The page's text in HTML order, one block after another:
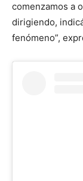
comenzamos a
dirigiendo,
fenómeno”,